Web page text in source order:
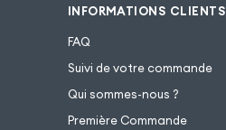
INFORMATIONS CLIENTS
FAQ
Suivi de votre commande
Qui sommes-nous ?
Première Commande